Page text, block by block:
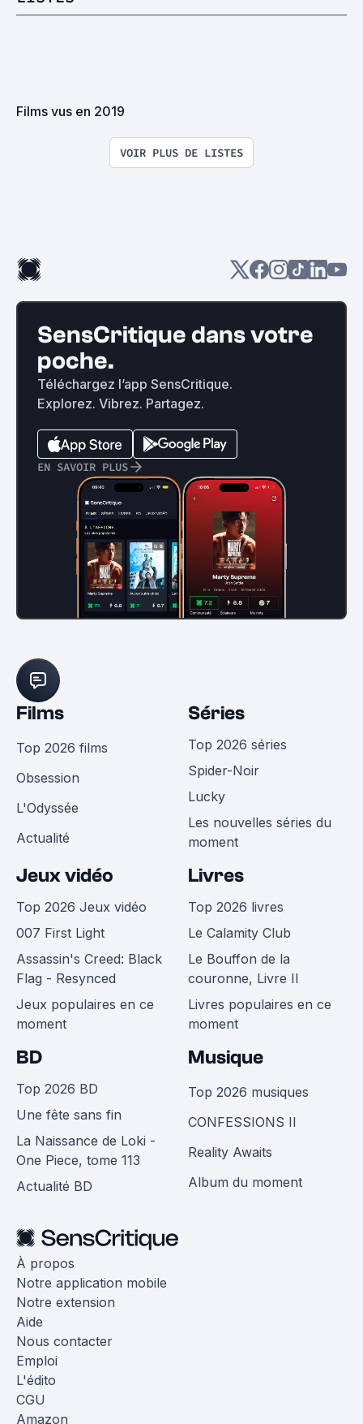
Films vus en 2019
VOIR PLUS DE LISTES
SensCritique dans votre
poche.
Téléchargez l’app SensCritique.
Explorez. Vibrez. Partagez.
EN SAVOIR PLUS
Films
Top 2026 films
Obsession
L'Odyssée
Actualité
Séries
Top 2026 séries
Spider-Noir
Lucky
Les nouvelles séries du
moment
Jeux vidéo
Top 2026 Jeux vidéo
007 First Light
Assassin's Creed: Black
Flag - Resynced
Jeux populaires en ce
moment
Livres
Top 2026 livres
Le Calamity Club
Le Bouffon de la
couronne, Livre II
Livres populaires en ce
moment
BD
Top 2026 BD
Une fête sans fin
La Naissance de Loki -
One Piece, tome 113
Actualité BD
Musique
Top 2026 musiques
CONFESSIONS II
Reality Awaits
Album du moment
À propos
Notre application mobile
Notre extension
Aide
Nous contacter
Emploi
L'édito
CGU
Amazon